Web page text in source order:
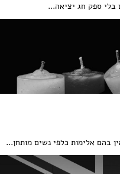
בלי ספק חג יציאה...
בהם אלימות כלפי נשים מותחן...